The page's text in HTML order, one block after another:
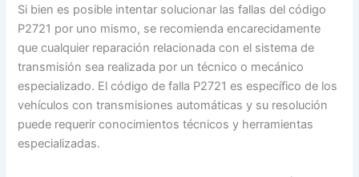
Si bien es posible intentar solucionar las fallas del código
P2721 por uno mismo, se recomienda encarecidamente
que cualquier reparación relacionada con el sistema de
transmisión sea realizada por un técnico o mecánico
especializado. El código de falla P2721 es específico de los
vehículos con transmisiones automáticas y su resolución
puede requerir conocimientos técnicos y herramientas
especializadas.